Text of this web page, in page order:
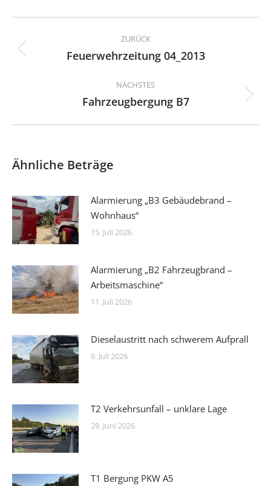
Kommentarnavigation
ZURÜCK
Vorheriger
Feuerwehrzeitung 04_2013
NÄCHSTES
Nächster
Fahrzeugbergung B7
Ähnliche Beträge
Alarmierung „B3 Gebäudebrand –
Wohnhaus“
15. Juli 2026
Alarmierung „B2 Fahrzeugbrand –
Arbeitsmaschine“
11. Juli 2026
Dieselaustritt nach schwerem Aufprall
6. Juli 2026
T2 Verkehrsunfall – unklare Lage
29. Juni 2026
T1 Bergung PKW A5